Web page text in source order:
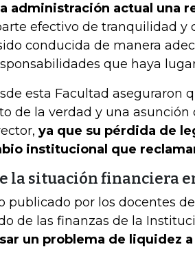
administración actual una
efectivo de tranquilidad y
conducida de manera
que haya
esta Facultad aseguraron
de la verdad y una
ya que su pérdida de
institucional que
la situación financiera
publicado por los docentes
de las finanzas de la
un problema de liquidez